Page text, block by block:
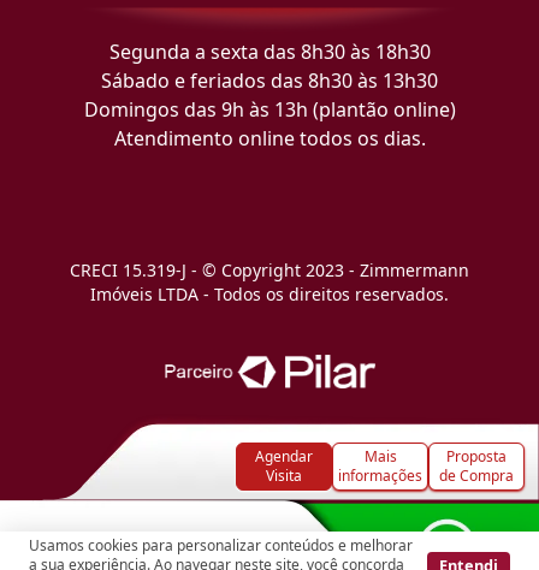
Usamos cookies para personalizar conteúdos e melhorar
a sua experiência. Ao navegar neste site, você concorda
Entendi
Agendar
Visita
Mais
informações
Proposta
de Compra
Segunda a sexta das 8h30 às 18h30
Sábado e feriados das 8h30 às 13h30
Domingos das 9h às 13h (plantão online)
Atendimento online todos os dias.
CRECI 15.319-J - © Copyright 2023 - Zimmermann
Imóveis LTDA - Todos os direitos reservados.